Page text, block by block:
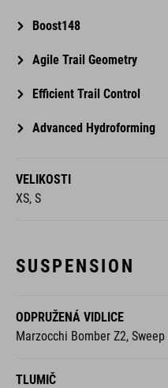
Boost148
Agile Trail Geometry
Efficient Trail Control
Advanced Hydroforming
VELIKOSTI
XS, S
SUSPENSION
ODPRUŽENÁ VIDLICE
Marzocchi Bomber Z2,
TLUMIČ